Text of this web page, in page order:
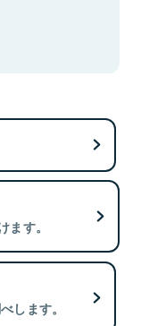
す。
します。